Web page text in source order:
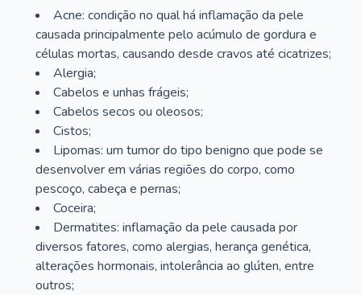
Acne: condição no qual há inflamação da pele
causada principalmente pelo acúmulo de gordura e
células mortas, causando desde cravos até cicatrizes;
Alergia;
Cabelos e unhas frágeis;
Cabelos secos ou oleosos;
Cistos;
Lipomas: um tumor do tipo benigno que pode se
desenvolver em várias regiões do corpo, como
pescoço, cabeça e pernas;
Coceira;
Dermatites: inflamação da pele causada por
diversos fatores, como alergias, herança genética,
alterações hormonais, intolerância ao glúten, entre
outros;